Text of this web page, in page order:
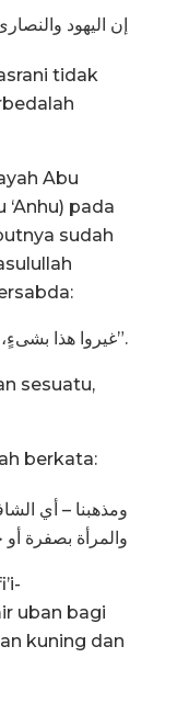
إن اليهود
tidak
Abu
pada
sudah
“غيروا هذا بشىءٍ، واجتنبوا السواد”.
sesuatu,
berkata:
ومذهبنا – أي
والمرأة بصفرة أو
uban bagi
kuning dan